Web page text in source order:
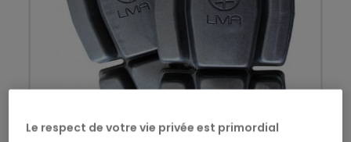
Le respect de votre vie privée est primordial